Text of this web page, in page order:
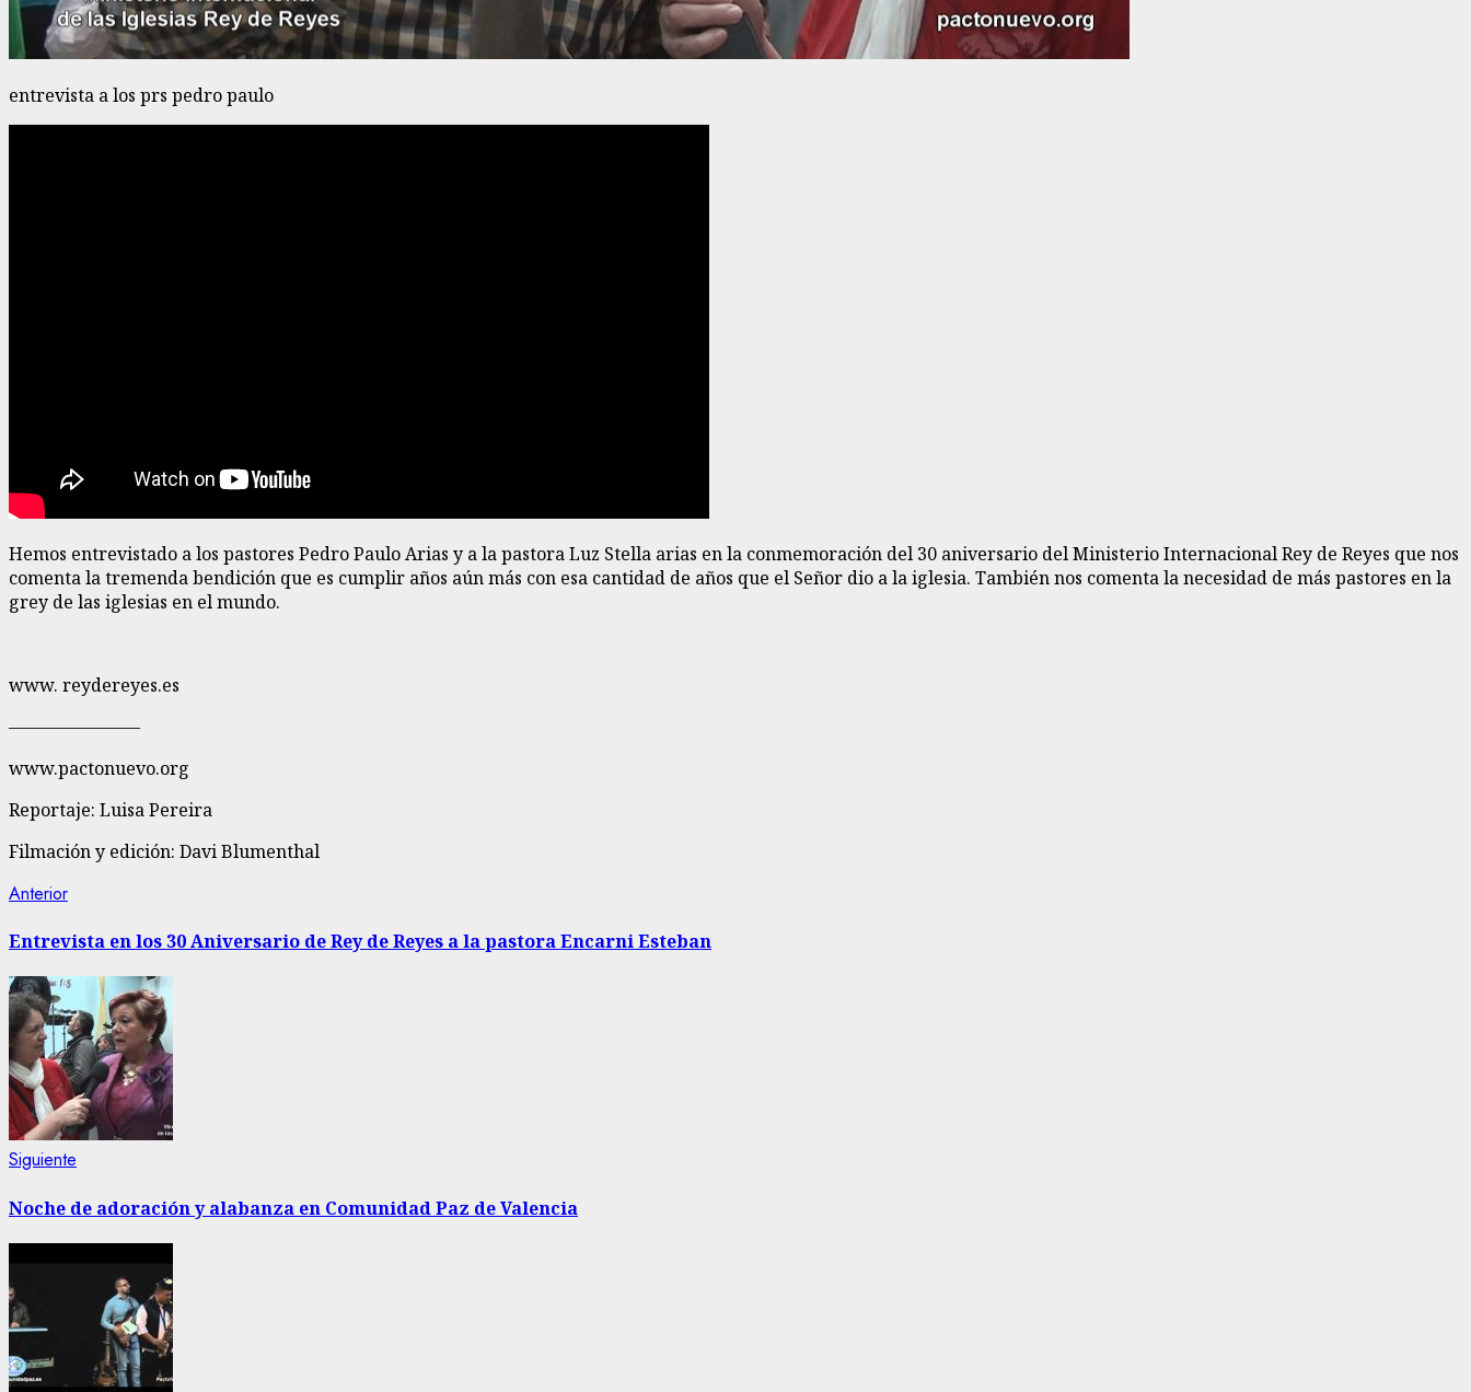
entrevista a los prs pedro paulo
Hemos entrevistado a los pastores Pedro Paulo Arias y a la pastora Luz Stella arias en la conmemoración del 30 aniversario del Ministerio Internacional Rey de Reyes que nos
comenta la tremenda bendición que es cumplir años aún más con esa cantidad de años que el Señor dio a la iglesia. También nos comenta la necesidad de más pastores en la
grey de las iglesias en el mundo.
www. reydereyes.es
———————–
www.pactonuevo.org
Reportaje: Luisa Pereira
Filmación y edición: Davi Blumenthal
Navegación
de
entradas
AnteriorEntrada
Entrevista en los 30 Aniversario de Rey de Reyes a la pastora Encarni Esteban
Siguiente
Noche de adoración y alabanza en Comunidad Paz de Valencia